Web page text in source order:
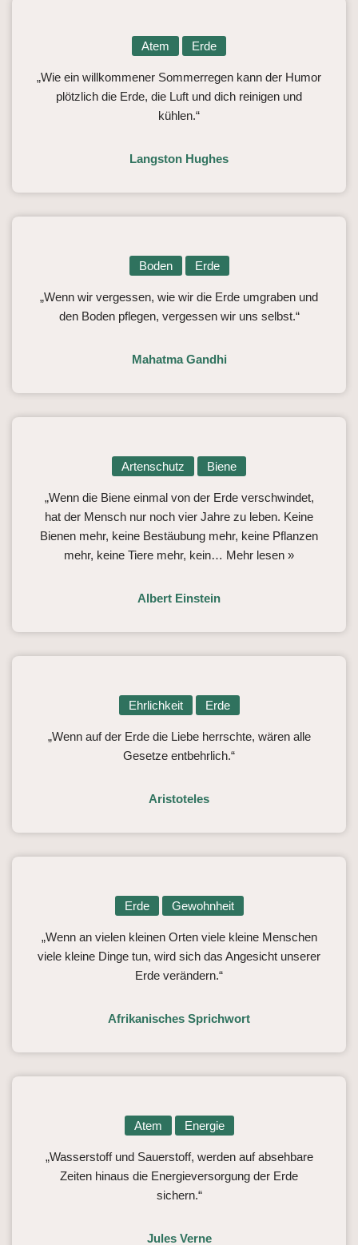
Atem Erde
„Wie ein willkommener Sommerregen kann der Humor
plötzlich die Erde, die Luft und dich reinigen und
kühlen.“
Langston Hughes
Boden Erde
„Wenn wir vergessen, wie wir die Erde umgraben und
den Boden pflegen, vergessen wir uns selbst.“
Mahatma Gandhi
Artenschutz Biene
„Wenn die Biene einmal von der Erde verschwindet,
hat der Mensch nur noch vier Jahre zu leben. Keine
Bienen mehr, keine Bestäubung mehr, keine Pflanzen
mehr, keine Tiere mehr, kein… Mehr lesen »
Albert Einstein
Ehrlichkeit Erde
„Wenn auf der Erde die Liebe herrschte, wären alle
Gesetze entbehrlich.“
Aristoteles
Erde Gewohnheit
„Wenn an vielen kleinen Orten viele kleine Menschen
viele kleine Dinge tun, wird sich das Angesicht unserer
Erde verändern.“
Afrikanisches Sprichwort
Atem Energie
„Wasserstoff und Sauerstoff, werden auf absehbare
Zeiten hinaus die Energieversorgung der Erde
sichern.“
Jules Verne